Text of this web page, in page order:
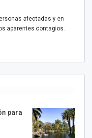
afectadas y en
aparentes contagios.
para